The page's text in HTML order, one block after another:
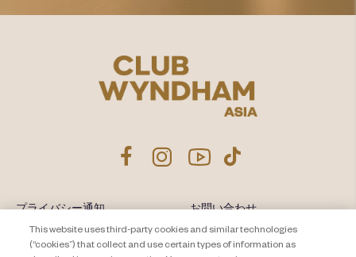
プライバシー通知
About Travel + Leisure Co
お問い合わせ
サイトマップ
This website uses third-party cookies and similar technologies
(“cookies”) that collect and use certain types of information as